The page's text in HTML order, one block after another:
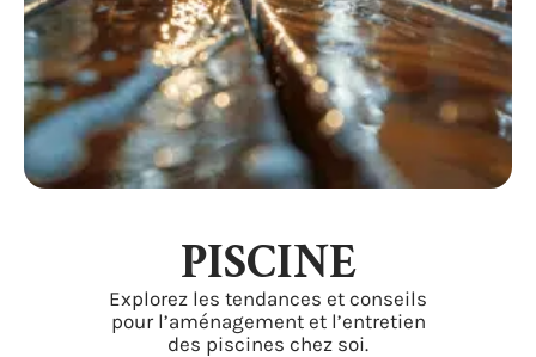
PISCINE
Explorez les tendances et conseils
pour l’aménagement et l’entretien
des piscines chez soi.